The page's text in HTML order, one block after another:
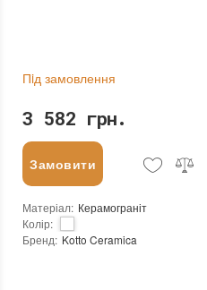
Пiд замовлення
3 582 грн.
Замовити
Матеріал: Керамограніт
Колір:
Бренд: Kotto Ceramica